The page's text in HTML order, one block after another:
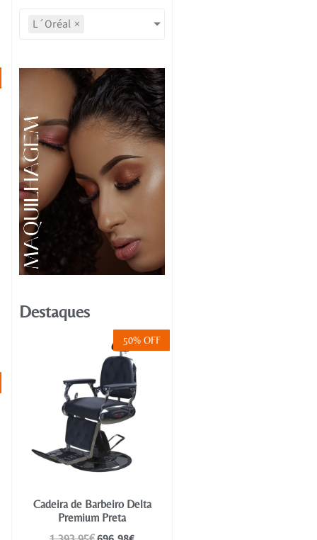
L´Oréal ×
Destaques
50% OFF
Cadeira de Barbeiro Delta
Premium Preta